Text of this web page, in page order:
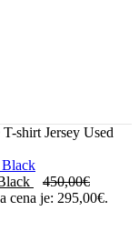
T-shirt Jersey Used
450,00€
cena je: 295,00€.